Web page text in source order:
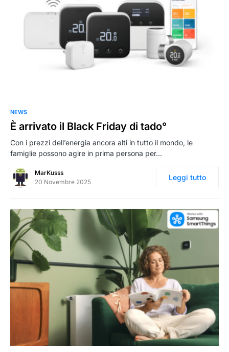
NEWS
È arrivato il Black Friday di tado°
Con i prezzi dell’energia ancora alti in tutto il mondo, le
famiglie possono agire in prima persona per…
MarKusss
20 Novembre 2025
Leggi tutto